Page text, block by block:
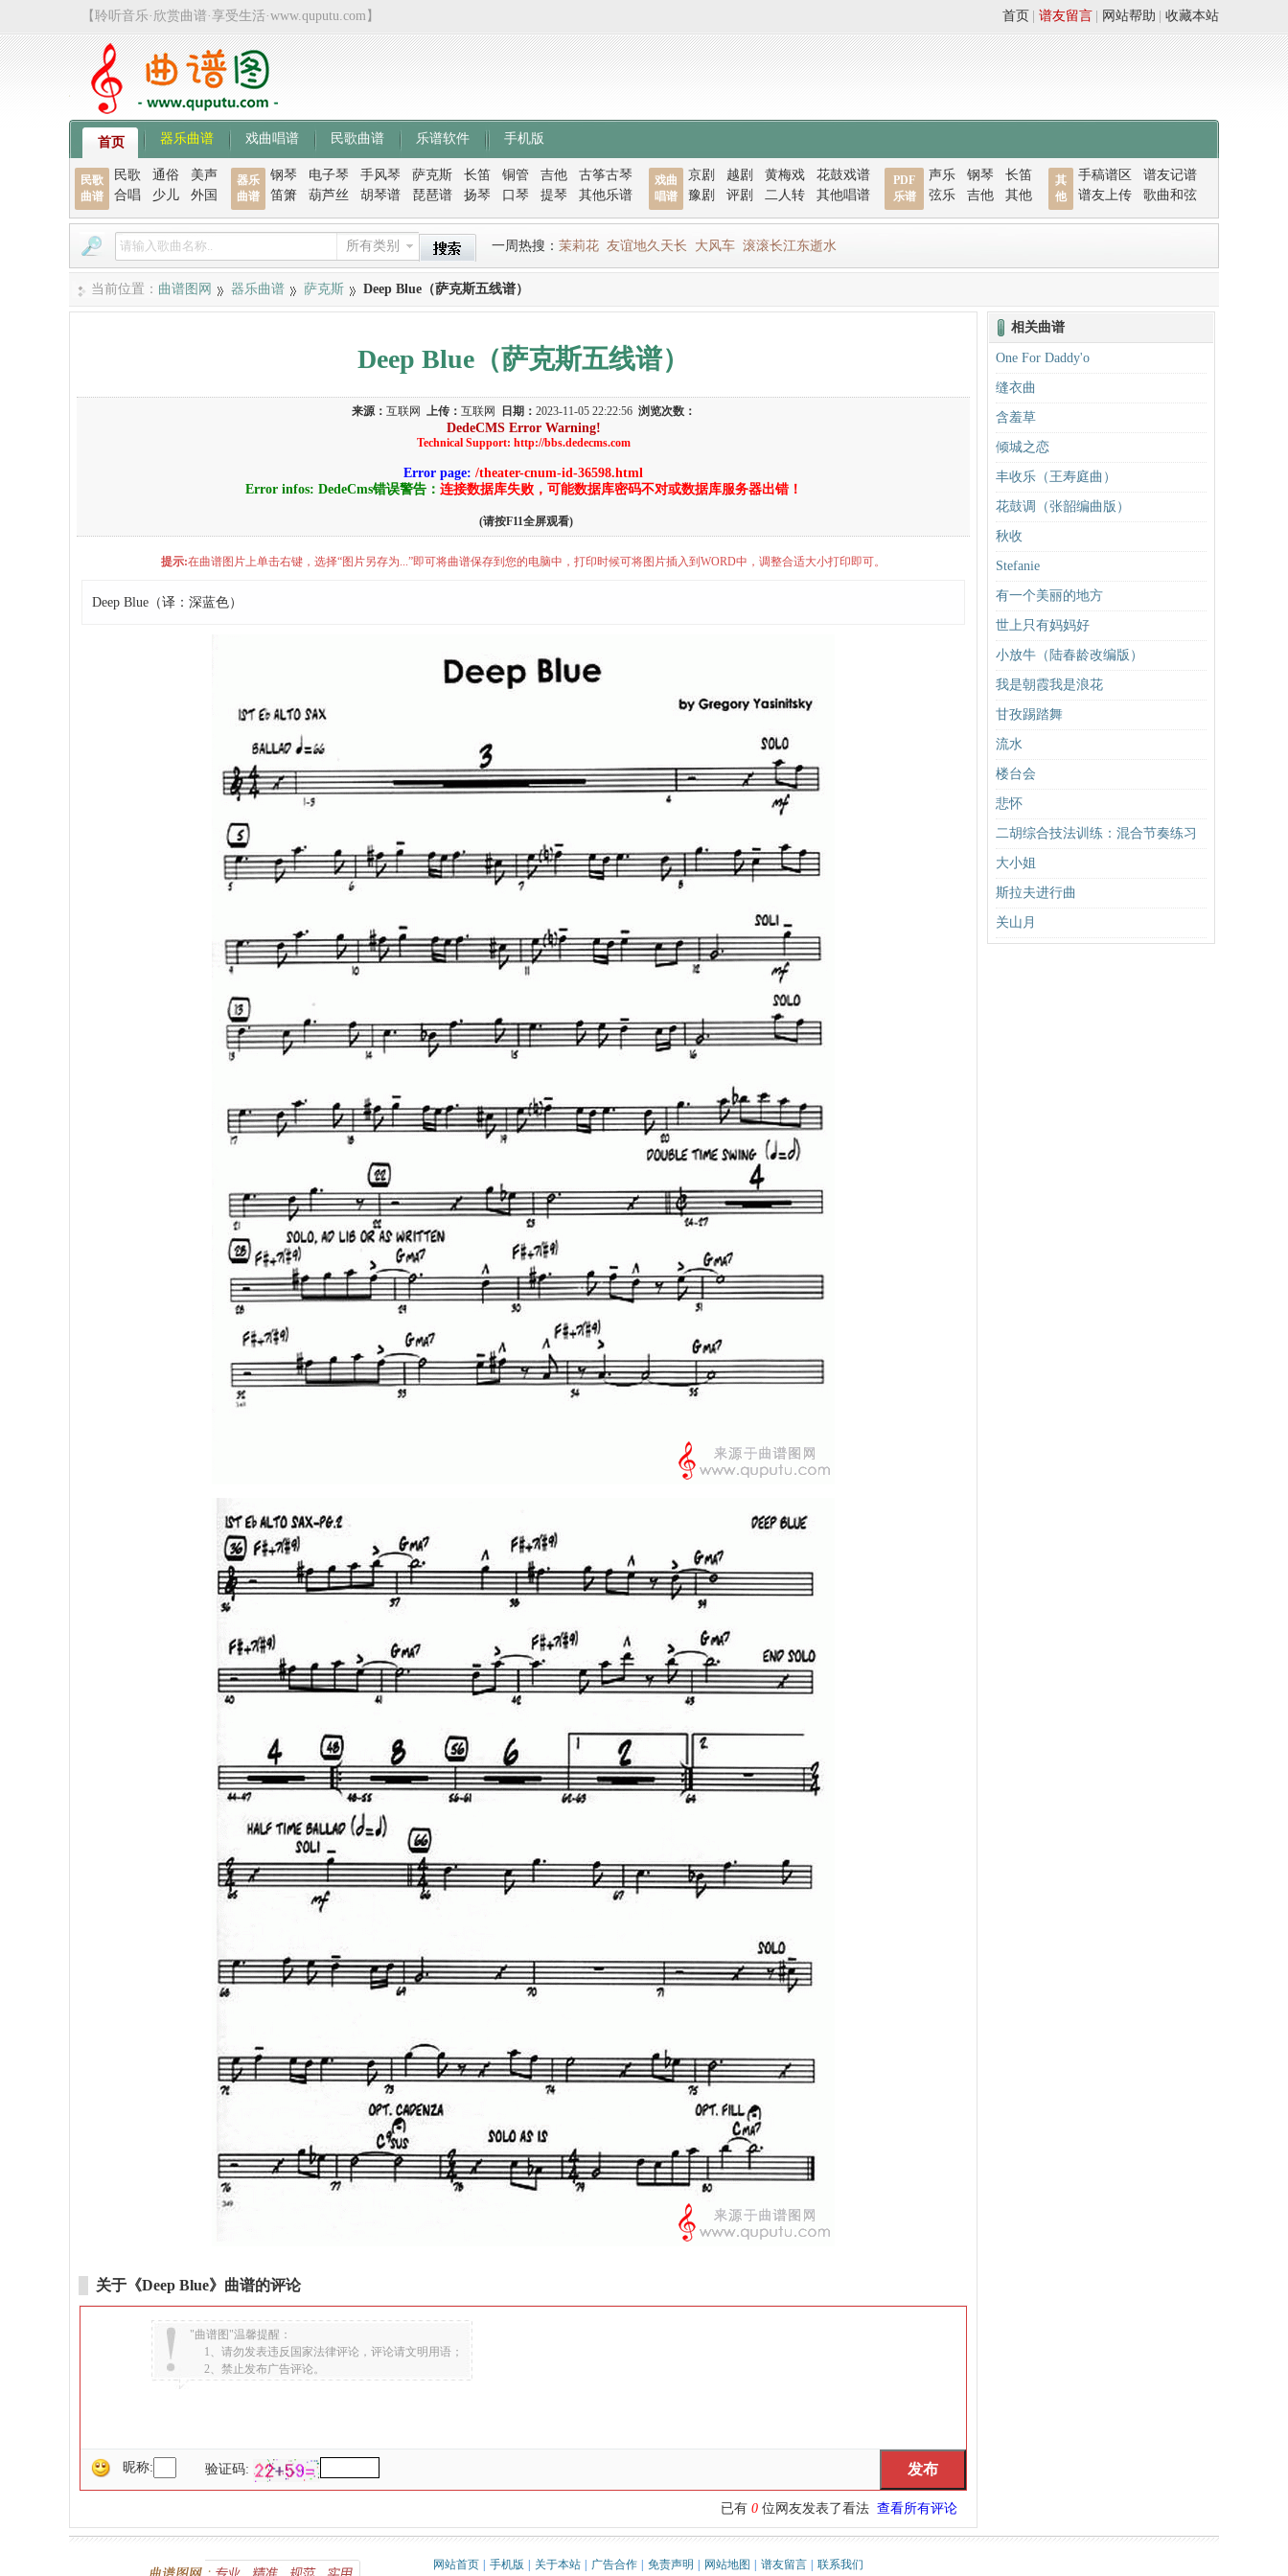
【聆听音乐·欣赏曲谱·享受生活·www.quputu.com】 收藏本站
网站帮助
谱友留言
首页
首页 器乐曲谱 戏曲唱谱 民歌曲谱 乐谱软件 手机版
民歌
曲谱
民歌 通俗
美声
合唱
少儿 外国
器乐
曲谱
钢琴 电子琴 手风琴 萨克斯 长笛 铜管 吉他
古筝古琴
笛箫
葫芦丝 胡琴谱 琵琶谱 扬琴 口琴 提琴 其他乐谱
戏曲
唱谱
京剧 越剧 黄梅戏
花鼓戏谱
豫剧
评剧 二人转 其他唱谱
PDF
乐谱
声乐 钢琴
长笛
弦乐
吉他 其他
其
他
手稿谱区
谱友记谱
谱友上传
歌曲和弦
所有类别 一周热搜： 茉莉花 友谊地久天长 大风车 滚滚长江东逝水
当前位置： 曲谱图网 器乐曲谱 萨克斯 Deep Blue（萨克斯五线谱）
Deep Blue（萨克斯五线谱）
来源： 互联网 上传： 互联网 日期： 2023-11-05 22:22:56 浏览次数：
DedeCMS Error Warning!
Technical Support: http://bbs.dedecms.com
Error page: /theater-cnum-id-36598.html
Error infos: DedeCms错误警告： 连接数据库失败，可能数据库密码不对或数据库服务器出错！
(请按F11全屏观看)
提示:在曲谱图片上单击右键，选择“图片另存为...”即可将曲谱保存到您的电脑中，打印时候可将图片插入到WORD中，调整合适大小打印即可。
Deep Blue（译：深蓝色）
关于《Deep Blue》曲谱的评论
"曲谱图"温馨提醒：
1、请勿发表违反国家法律评论，评论请文明用语；
2、禁止发布广告评论。
昵称: 验证码:
已有 0 位网友发表了看法 查看所有评论
相关曲谱
One For Daddy'o
缝衣曲
含羞草
倾城之恋
丰收乐（王寿庭曲）
花鼓调（张韶编曲版）
秋收
Stefanie
有一个美丽的地方
世上只有妈妈好
小放牛（陆春龄改编版）
我是朝霞我是浪花
甘孜踢踏舞
流水
楼台会
悲怀
二胡综合技法训练：混合节奏练习
大小姐
斯拉夫进行曲
关山月
网站首页 手机版 关于本站 广告合作 免责声明 网站地图 谱友留言 联系我们